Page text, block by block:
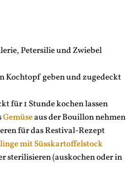
Petersilie und Zwiebel
Kochtopf geben und zugedeckt
für 1 Stunde kochen lassen
Gemüseaus der Bouillon nehmen
für das Restival-Rezept
mit Süsskartoffelstock
sterilisieren (auskochen oder in